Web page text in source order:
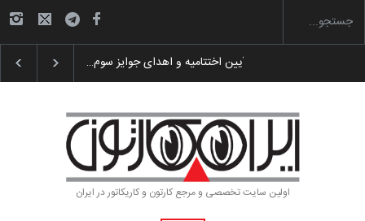
به یاد اردوغان باشول (۱۹۳۶–۲۰۲۶)
اولین سایت تخصصی و مرجع کارتون و کاریکاتور در ایران